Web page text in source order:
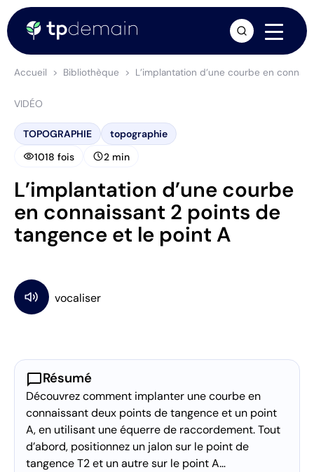
Accueil Bibliothèque L’implantation d’une courbe en
VIDÉO
TOPOGRAPHIE topographie
visibility1018 fois schedule2 min
L’implantation d’une courbe
en connaissant 2 points de
tangence et le point A
chat_bubbleRésumé
Découvrez comment implanter une courbe en
connaissant deux points de tangence et un point
A, en utilisant une équerre de raccordement. Tout
d’abord, positionnez un jalon sur le point de
tangence T2 et un autre sur le point A…
arrow_forward